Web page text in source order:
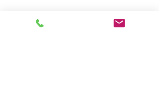
お坊さんになりたい方がいたらぜひ、
お寺の門をたたくか、宗派窓口に問い